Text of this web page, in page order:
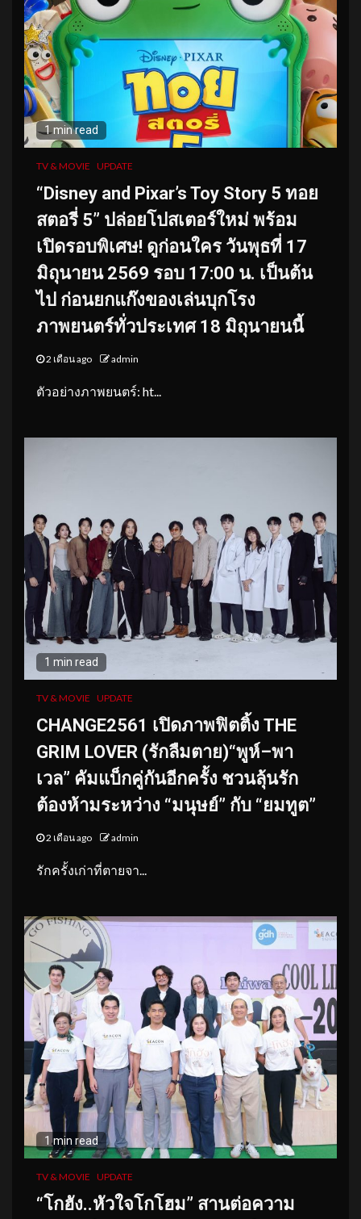
1 min read
TV & MOVIE UPDATE
“Disney and Pixar’s Toy Story 5 ทอย
สตอรี่ 5” ปล่อยโปสเตอร์ใหม่ พร้อม
เปิดรอบพิเศษ! ดูก่อนใคร วันพุธที่ 17
มิถุนายน 2569 รอบ 17:00 น. เป็นต้น
ไป ก่อนยกแก๊งของเล่นบุกโรง
ภาพยนตร์ทั่วประเทศ 18 มิถุนายนนี้
2 เดือน ago admin
ตัวอย่างภาพยนตร์: ht...
1 min read
TV & MOVIE UPDATE
CHANGE2561 เปิดภาพฟิตติ้ง THE
GRIM LOVER (รักลืมตาย)“พูห์–พา
เวล” คัมแบ็กคู่กันอีกครั้ง ชวนลุ้นรัก
ต้องห้ามระหว่าง “มนุษย์” กับ “ยมทูต”
2 เดือน ago admin
รักครั้งเก่าที่ตายจา...
1 min read
TV & MOVIE UPDATE
“โกฮัง..หัวใจโกโฮม” สานต่อความ